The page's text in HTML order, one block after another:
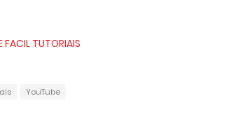
FACIL TUTORIAIS
YouTube